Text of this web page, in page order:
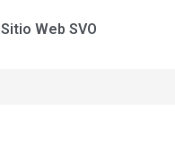
Sitio Web SVO